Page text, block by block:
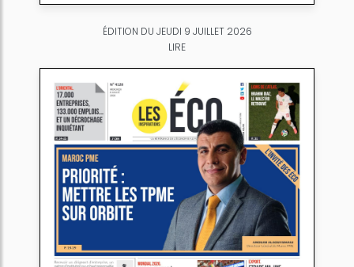
ÉDITION DU JEUDI 9 JUILLET 2026
LIRE